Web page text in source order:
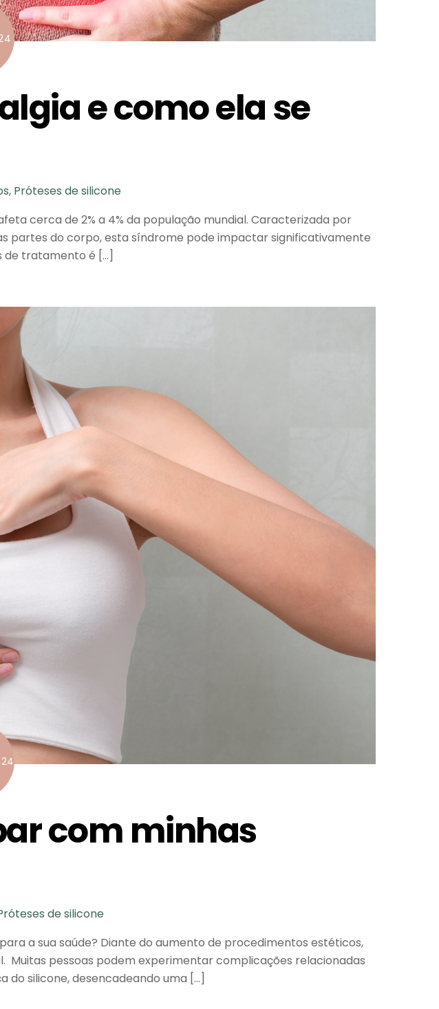
e como ela se
, Próteses de silicone
cerca de 2% a 4% da população mundial. Caracterizada por
partes do corpo, esta síndrome pode impactar significativamente
de tratamento é […]
com minhas
de silicone
a sua saúde? Diante do aumento de procedimentos estéticos,
Muitas pessoas podem experimentar complicações relacionadas
do silicone, desencadeando uma […]